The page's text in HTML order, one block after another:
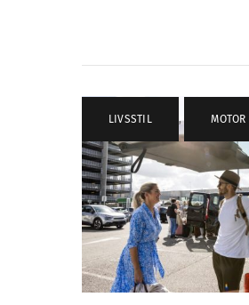
LIVSSTIL , MOTOR